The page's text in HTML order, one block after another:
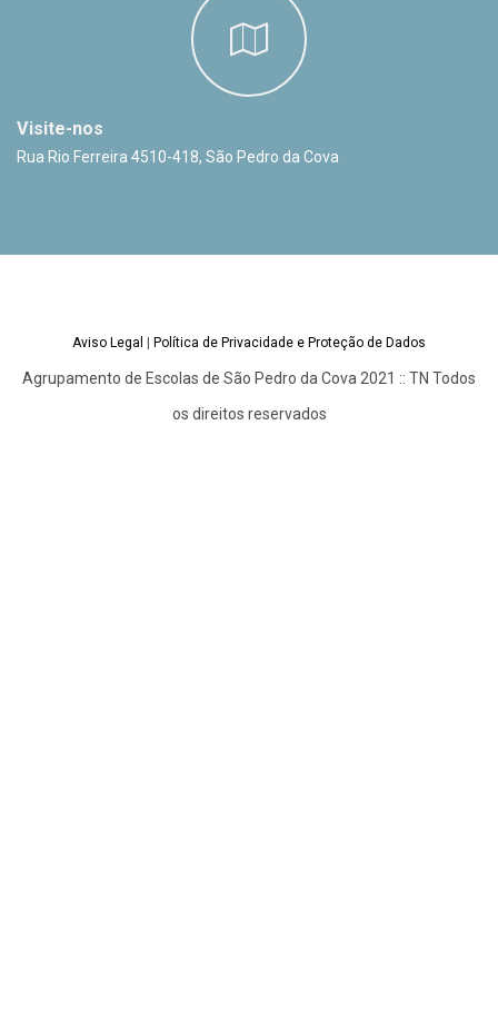
Visite-nos
Rua Rio Ferreira 4510-418, São Pedro da Cova
Aviso Legal Política de Privacidade e Proteção de Dados
Agrupamento de Escolas de São Pedro da Cova 2021 :: TN Todos
os direitos reservados